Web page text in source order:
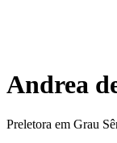
Andrea
Preletora em Grau